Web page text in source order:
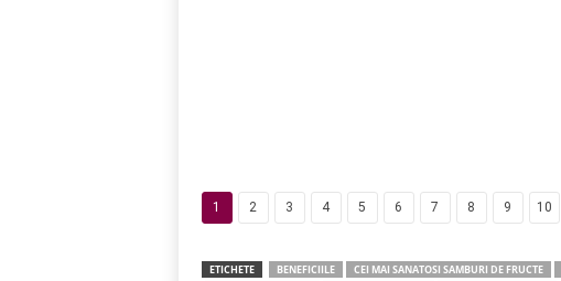
1 2 3 4 5 6 7 8 9 10
ETICHETE BENEFICIILE CEI MAI SANATOSI SAMBURI DE FRUCTE